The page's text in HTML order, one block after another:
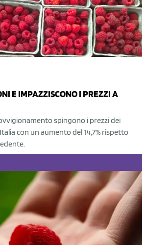
E IMPAZZISCONO I PREZZI A
spingono i prezzi dei
con un aumento del 14,7% rispetto